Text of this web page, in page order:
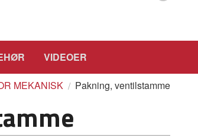
VIDEOER
MEKANISK Pakning, ventilstamme